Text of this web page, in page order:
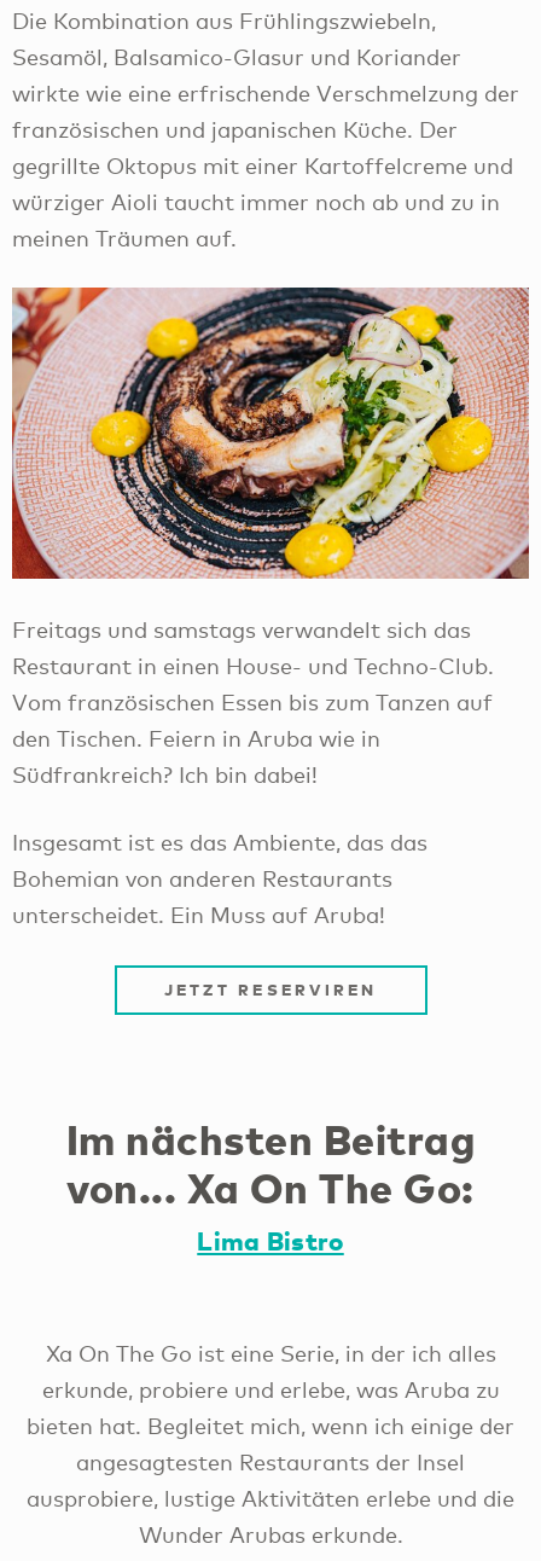
Die Kombination aus Frühlingszwiebeln,
Sesamöl, Balsamico-Glasur und Koriander
wirkte wie eine erfrischende Verschmelzung der
französischen und japanischen Küche. Der
gegrillte Oktopus mit einer Kartoffelcreme und
würziger Aioli taucht immer noch ab und zu in
meinen Träumen auf.
Freitags und samstags verwandelt sich das
Restaurant in einen House- und Techno-Club.
Vom französischen Essen bis zum Tanzen auf
den Tischen. Feiern in Aruba wie in
Südfrankreich? Ich bin dabei!
Insgesamt ist es das Ambiente, das das
Bohemian von anderen Restaurants
unterscheidet. Ein Muss auf Aruba!
JETZT RESERVIREN
Im nächsten Beitrag
von... Xa On The Go:
Lima Bistro
Xa On The Go ist eine Serie, in der ich alles
erkunde, probiere und erlebe, was Aruba zu
bieten hat. Begleitet mich, wenn ich einige der
angesagtesten Restaurants der Insel
ausprobiere, lustige Aktivitäten erlebe und die
Wunder Arubas erkunde.